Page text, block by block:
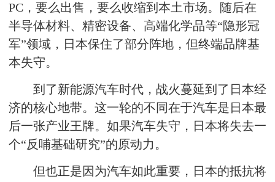
PC，要么出售，要么收缩到本土市场。随后在
半导体材料、精密设备、高端化学品等“隐形冠
军”领域，日本保住了部分阵地，但终端品牌基
本失守。
到了新能源汽车时代，战火蔓延到了日本经
济的核心地带。这一轮的不同在于汽车是日本最
后一张产业王牌。如果汽车失守，日本将失去一
个“反哺基础研究”的原动力。
但也正是因为汽车如此重要，日本的抵抗将